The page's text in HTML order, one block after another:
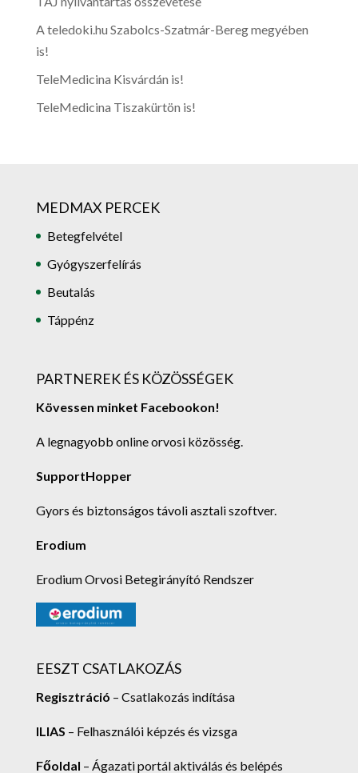
A teledoki.hu Szabolcs-Szatmár-Bereg megyében
is!
TeleMedicina Kisvárdán is!
TeleMedicina Tiszakürtön is!
MEDMAX PERCEK
Betegfelvétel
Gyógyszerfelírás
Beutalás
Táppénz
PARTNEREK ÉS KÖZÖSSÉGEK
Kövessen minket Facebookon!
A legnagyobb online orvosi közösség.
SupportHopper
Gyors és biztonságos távoli asztali szoftver.
Erodium
Erodium Orvosi Betegirányító Rendszer
EESZT CSATLAKOZÁS
Regisztráció – Csatlakozás indítása
ILIAS – Felhasználói képzés és vizsga
Főoldal – Ágazati portál aktiválás és belépés